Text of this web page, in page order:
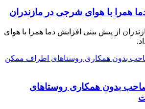
همرا با هوای شرجی در مازندران
از پیش بینی افزایش دما همرا با هوای
بدون همکاری روستاهای